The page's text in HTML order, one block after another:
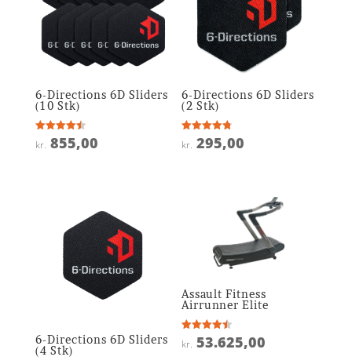
6-Directions 6D Sliders
(10 Stk)
Vurderet
4.5
kr. 855,00
6-Directions 6D Sliders
(2 Stk)
Vurderet
4.8
kr. 295,00
6-Directions 6D Sliders
(4 Stk)
Assault Fitness
Airrunner Elite
Vurderet
4.5
kr. 53.625,00